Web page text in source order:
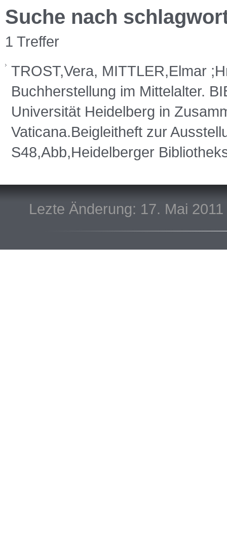
Suche nach
1 Treffer
TROST,Vera, MITTLER,Elmar
Buchherstellung im Mittelalter.
Universität Heidelberg in
Vaticana.Beigleitheft zur
S48,Abb,Heidelberger
Lezte Änderung: 17. Mai